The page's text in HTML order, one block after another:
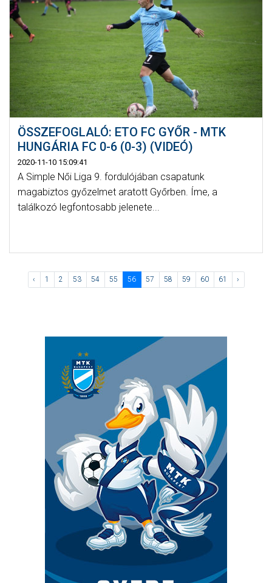
ÖSSZEFOGLALÓ: ETO FC GYŐR - MTK
HUNGÁRIA FC 0-6 (0-3) (VIDEÓ)
2020-11-10 15:09:41
A Simple Női Liga 9. fordulójában csapatunk
magabiztos győzelmet aratott Győrben. Íme, a
találkozó legfontosabb jelenete...
‹ 1 2 53 54 55 56 57 58 59 60 61 ›